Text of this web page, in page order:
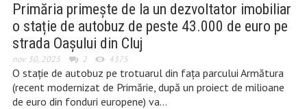
Primăria primește de la un dezvoltator imobiliar
o stație de autobuz de peste 43.000 de euro pe
strada Oașului din Cluj
nov. 30, 2023 2 4375
O stație de autobuz pe trotuarul din fața parcului Armătura
(recent modernizat de Primărie, după un proiect de milioane
de euro din fonduri europene) va…